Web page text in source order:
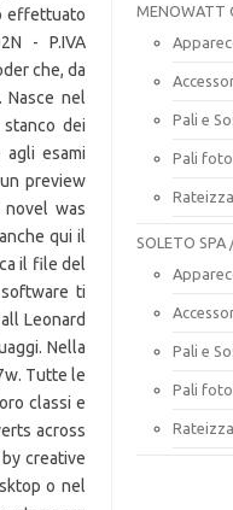
MENOWATT
Pali e
Pali
SOLETO SPA
Pali e
Pali